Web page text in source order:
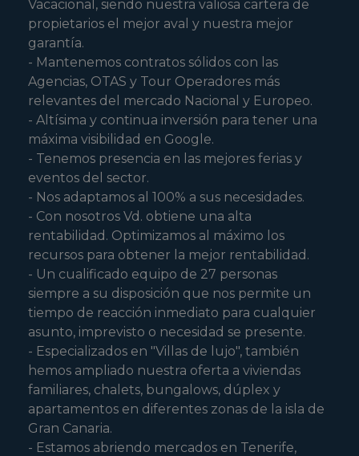
Vacacional, siendo nuestra valiosa cartera de
propietarios el mejor aval y nuestra mejor
garantía.
- Mantenemos contratos sólidos con las
Agencias, OTAS y Tour Operadores más
relevantes del mercado Nacional y Europeo.
- Altísima y continua inversión para tener una
máxima visibilidad en Google.
- Tenemos presencia en las mejores ferias y
eventos del sector.
- Nos adaptamos al 100% a sus necesidades.
- Con nosotros Vd. obtiene una alta
rentabilidad. Optimizamos al máximo los
recursos para obtener la mejor rentabilidad.
- Un cualificado equipo de 27 personas
siempre a su disposición que nos permite un
tiempo de reacción inmediato para cualquier
asunto, imprevisto o necesidad se presente.
- Especializados en "Villas de lujo", también
hemos ampliado nuestra oferta a viviendas
familiares, chalets, bungalows, dúplex y
apartamentos en diferentes zonas de la isla de
Gran Canaria.
- Estamos abriendo mercados en Tenerife,